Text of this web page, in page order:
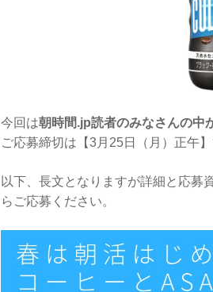
今回は朝時間.jp読者のみなさんの中
ご応募締切は【3月25日（月）正午】
以下、長文となりますが詳細と応募
らご応募ください。